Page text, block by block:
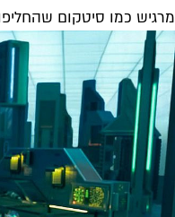
מרגיש כמו סיטקום